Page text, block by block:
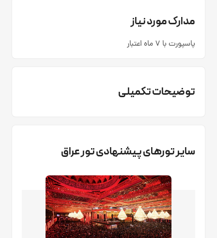
مدارک مورد نیاز
پاسپورت با 7 ماه اعتبار
توضیحات تکمیلی
سایر تورهای پیشنهادی تور عراق